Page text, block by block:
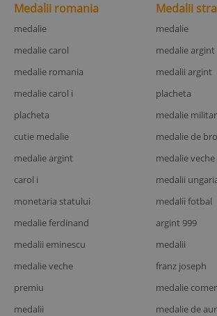
Medalii romania
medalie
medalie carol
medalie romania
medalie carol i
placheta
cutie medalie
medalie argint
carol i
monetaria statului
medalie ferdinand
medalii eminescu
medalie veche
premiu
medalii
Medalii
medalie
medalie argint
medalii argint
placheta
medalie
medalie de
medalie veche
medalii
medalii fotbal
argint 999
medalii
franz joseph
medalie
medalie de aur